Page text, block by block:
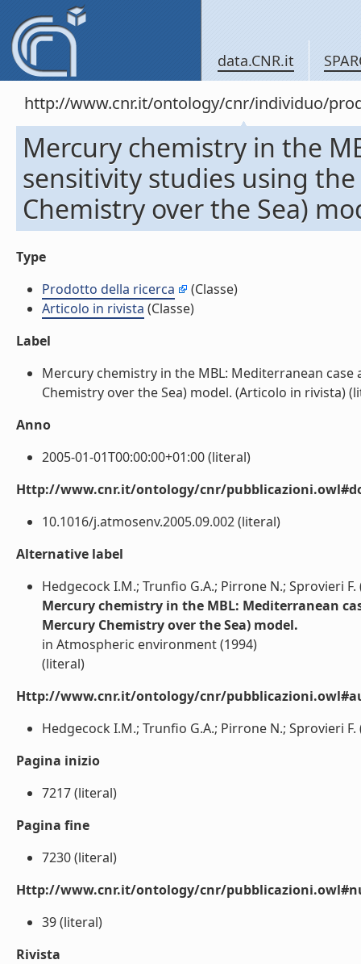
data.CNR.it
http://www.cnr.it/ontology/cnr/individuo/
Mercury chemistry in the
sensitivity studies using
Chemistry over the Sea)
Type
Prodotto della ricerca
(Classe)
Articolo in rivista (Classe)
Label
Mercury chemistry in the MBL: Mediterranean
Chemistry over the Sea) model. (Articolo in rivista)
Anno
2005-01-01T00:00:00+01:00 (literal)
Http://www.cnr.it/ontology/cnr/
10.1016/j.atmosenv.2005.09.002 (literal)
Alternative label
Hedgecock I.M.; Trunfio G.A.; Pirrone N.; Sprovieri F.
Mercury chemistry in the MBL: Mediterranean
Mercury Chemistry over the Sea) model.
in Atmospheric environment (1994)
(literal)
Http://www.cnr.it/ontology/cnr/
Hedgecock I.M.; Trunfio G.A.; Pirrone N.; Sprovieri
Pagina inizio
7217 (literal)
Pagina fine
7230 (literal)
Http://www.cnr.it/ontology/cnr/
39 (literal)
Rivista